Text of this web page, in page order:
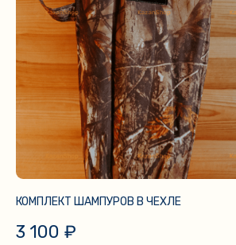
КОМПЛЕКТ ШАМПУРОВ В ЧЕХЛЕ
3 100 ₽